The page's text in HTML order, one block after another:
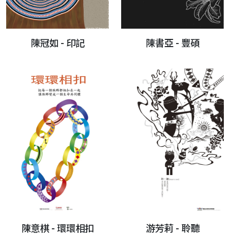
陳冠如 - 印記 陳書亞 - 豐碩
陳意棋 - 環環相扣 游芳莉 - 聆聽